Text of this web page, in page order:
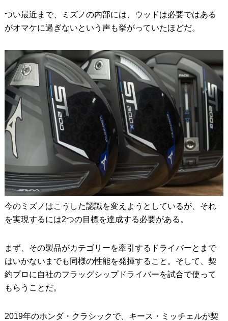
つい最近まで、ミズノの内部には、ウッドは必要ではある
がオマケに過ぎないという声も挙がっていたほどだ。
今のミズノはこうした認識を変えようとしているが、それ
を実現するには2つの目標を達成する必要がある。
まず、その製品がカテゴリーを牽引するドライバーとまで
はいかないまでも同様の性能を発揮すること。そして、契
約プロに自社のフラッグシップドライバーを試合で使って
もらうことだ。
2019年のホンダ・クラシックで、キース・ミッチェルが契